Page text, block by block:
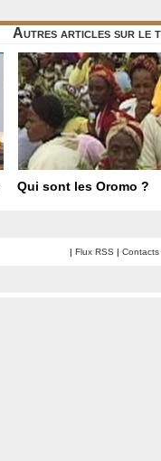
Autres articles sur le
Qui sont les Oromo ?
| Flux RSS | Contacts